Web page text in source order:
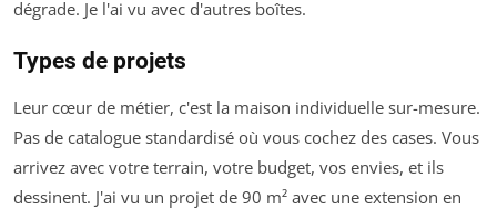
dégrade. Je l'ai vu avec d'autres boîtes.
Types de projets
Leur cœur de métier, c'est la maison individuelle sur-mesure.
Pas de catalogue standardisé où vous cochez des cases. Vous
arrivez avec votre terrain, votre budget, vos envies, et ils
dessinent. J'ai vu un projet de 90 m² avec une extension en